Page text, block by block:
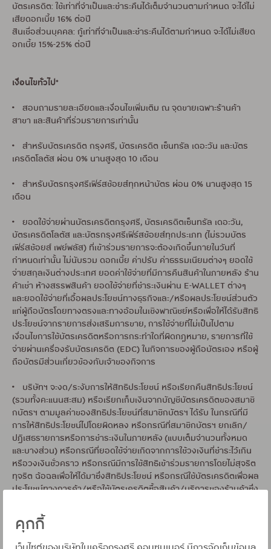
คุกกี้
บัตรเครดิต: ใช้เท่าที่จำเป็นและชำระคืนได้เต็มจำนวนตามกำหนด จะได้ไม่
เสียดอกเบี้ย 16% ต่อปี
สินเชื่อส่วนบุคคล: กู้เท่าที่จำเป็นและชำระคืนได้ตามกำหนด จะได้ไม่เสียด
อกเบี้ย 15%-25% ต่อปี
เงื่อนไขทั่วไป*
• สอบถามรายละเอียดและเงื่อนไขเพิ่มเติม ณ จุดขายเฉพาะร้านค้า
สาขา และสินค้าที่ร่วมรายการเท่านั้น
• สำหรับบัตรเครดิต กรุงศรี, บัตรเครดิต เซ็นทรัล เดอะวัน และบัตร
เครดิตโลตัส ผ่อน 0% นานสูงสุด 10 เดือน
• สำหรับบัตรกรุงศรีเฟิร์สช้อยส์ทุกหน้าบัตร ผ่อน 0% นานสูงสุด 15
เดือน
• ยอดใช้จ่ายผ่านบัตรเครดิตกรุงศรี, บัตรเครดิตเซ็นทรัล เดอะวัน,
บัตรเครดิตโลตัส และบัตรกรุงศรีเฟิร์สช้อยส์ทุกประเภท (ไม่รวมบัตร
เฟิร์สช้อยส์ เพย์พลัส) ที่เข้าร่วมรายการจะต้องเกิดขึ้นภายในวันที่
กำหนดเท่านั้น ไม่นับรวม ดอกเบี้ย ค่าปรับ ค่าธรรมเนียมต่างๆ ยอดใช้
จ่ายสกุลเงินต่างประเทศ ยอดค่าใช้จ่ายที่มีการคืนสินค้าในภายหลัง ร้าน
ค้าเช่า ห้างสรรพสินค้า ยอดใช้จ่ายที่ชำระเงินผ่าน E-WALLET ต่างๆ
และยอดใช้จ่ายที่เอื้อผลประโยชน์ทางธุรกิจและ/หรือผลประโยชน์ส่วนตัว
แก่ผู้ถือบัตรโดยทางตรงและทางอ้อมในเชิงพาณิชย์หรือเพื่อให้ได้รับสิทธิ
ประโยชน์จากรายการส่งเสริมการขาย, การใช้จ่ายที่ไม่เป็นไปตาม
เงื่อนไขการใช้บัตรเครดิตหรือการกระทำใดที่ผิดกฎหมาย, รายการที่ใช้
จ่ายผ่านเครื่องรับบัตรเครดิต (EDC) ในกิจการของผู้ถือบัตรเอง หรือผู้
ถือบัตรมีส่วนเกี่ยวข้องกับเจ้าของกิจการ
• บริษัทฯ จะงด/ระงับการให้สิทธิประโยชน์ หรือเรียกคืนสิทธิประโยชน์
(รวมทั้งคะแนนสะสม) หรือเรียกเก็บเงินจากบัญชีบัตรเครดิตของสมาชิ
กบัตรฯ ตามมูลค่าของสิทธิประโยชน์ที่สมาชิกบัตรฯ ได้รับ ในกรณีที่มี
การให้สิทธิประโยชน์ไปโดยผิดหลง หรือกรณีที่สมาชิกบัตรฯ ยกเลิก/
ปฏิเสธรายการหรือการชำระเงินในภายหลัง (แบบเต็มจำนวนทั้งหมด
และบางส่วน) หรือกรณีที่ยอดใช้จ่ายเกิดจากการใช้วงเงินที่ชำระไว้เกิน
หรือวงเงินชั่วคราว หรือกรณีมีการใช้สิทธิเข้าร่วมรายการโดยไม่สุจริต
ทุจริต ฉ้อฉลเพื่อให้ได้มาซึ่งสิทธิประโยชน์ หรือกรณีใช้บัตรเครดิตเพื่อผล
ประโยชน์ทางการค้า/หรือใช้บัตรเครดิตซื้อสินค้า/บริการของร้านค้าซึ่ง
วัตถุประสงค์ของการใช้บัตรเครดิตเพื่อซื้อสินค้า/บริการหรือไม่เป็นไป
ตามสัญญาบัตรเครดิตหรือสัญญาสินเชื่อส่วนบุคคล (แล้วแต่กรณี)
หรือการทำธุรกรรมเกี่ยวกับสินทรัพย์ดิจิทัล (DIGITAL ASSET) หรือค